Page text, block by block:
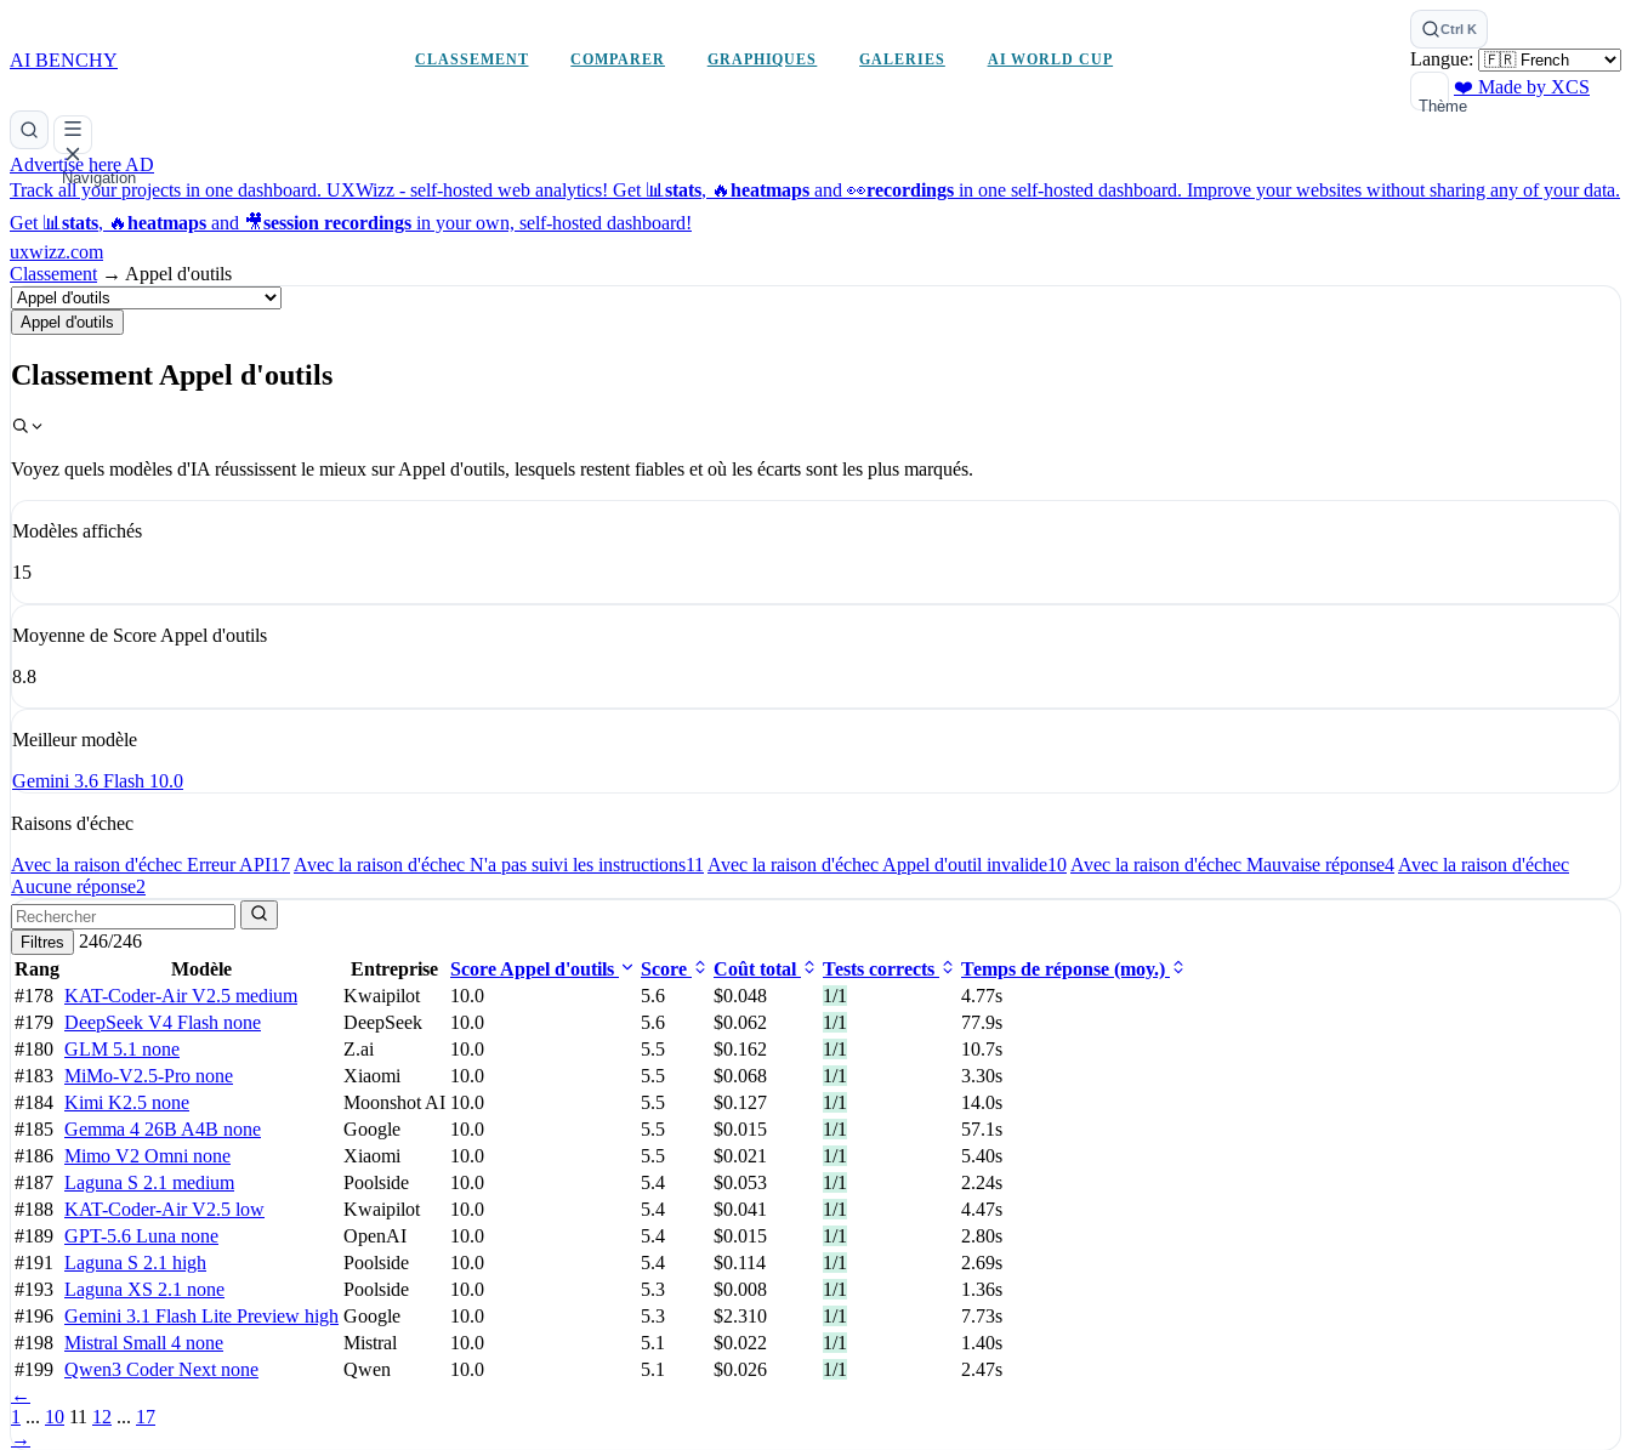
AI BENCHY CLASSEMENT COMPARER GRAPHIQUES GALERIES AI WORLD CUP
Ctrl K
Langue:
Thème
❤️ Made by XCS
Navigation
Advertise here AD
Track all your projects in one dashboard. UXWizz - self-hosted web analytics! Get 📊 stats, 🔥heatmaps and 👀recordings in one self-hosted dashboard. Improve your websites without sharing any of your data.
Get 📊 stats, 🔥heatmaps and 🎥session recordings in your own, self-hosted dashboard!
uxwizz.com
Classement → Appel d'outils
Appel d'outils
Classement Appel d'outils
Voyez quels modèles d'IA réussissent le mieux sur Appel d'outils, lesquels restent fiables et où les écarts sont les plus marqués.
Modèles affichés
15
Moyenne de Score Appel d'outils
8.8
Meilleur modèle
Gemini 3.6 Flash 10.0
Raisons d'échec
Avec la raison d'échec Erreur API17 Avec la raison d'échec N'a pas suivi les instructions11 Avec la raison d'échec Appel d'outil invalide10 Avec la raison d'échec Mauvaise réponse4 Avec la raison d'échec
Aucune réponse2
Filtres
246/246
Rang
Modèle Entreprise Score Appel d'outils Score Coût total Tests corrects
Temps de réponse (moy.)
#178 KAT-Coder-Air V2.5 medium Kwaipilot 10.0 5.6 $0.048 1/1
4.77s
#179 DeepSeek V4 Flash none DeepSeek 10.0 5.6 $0.062 1/1
77.9s
#180 GLM 5.1 none Z.ai 10.0 5.5 $0.162 1/1
10.7s
#183 MiMo-V2.5-Pro none Xiaomi 10.0 5.5 $0.068 1/1
3.30s
#184 Kimi K2.5 none Moonshot AI 10.0 5.5 $0.127 1/1
14.0s
#185 Gemma 4 26B A4B none Google 10.0 5.5 $0.015 1/1
57.1s
#186 Mimo V2 Omni none Xiaomi 10.0 5.5 $0.021 1/1
5.40s
#187 Laguna S 2.1 medium Poolside 10.0 5.4 $0.053 1/1
2.24s
#188 KAT-Coder-Air V2.5 low Kwaipilot 10.0 5.4 $0.041 1/1
4.47s
#189 GPT-5.6 Luna none OpenAI 10.0 5.4 $0.015 1/1
2.80s
#191
Laguna S 2.1 high Poolside 10.0 5.4 $0.114 1/1
2.69s
#193 Laguna XS 2.1 none Poolside 10.0 5.3 $0.008 1/1
1.36s
#196 Gemini 3.1 Flash Lite Preview high Google 10.0 5.3 $2.310 1/1
7.73s
#198 Mistral Small 4 none Mistral 10.0 5.1 $0.022 1/1
1.40s
#199 Qwen3 Coder Next none Qwen 10.0 5.1 $0.026 1/1
2.47s
←
1 ... 10 11 12 ... 17
→